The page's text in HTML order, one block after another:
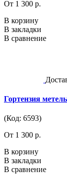
От 1 300 р.
В корзину
В закладки
В сравнение
Гортензия
(Код: 6593)
От 1 300 р.
В корзину
В закладки
В сравнение